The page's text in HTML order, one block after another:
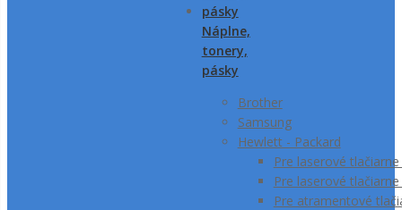
Náplne,
tonery,
pásky
Brother
Samsung
Hewlett - Packard
Pre laserové
Pre laserové tlačiarne
Pre atramentové